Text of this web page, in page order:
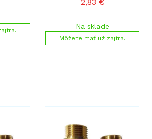
Na sklade
Môžete mať už zajtra.